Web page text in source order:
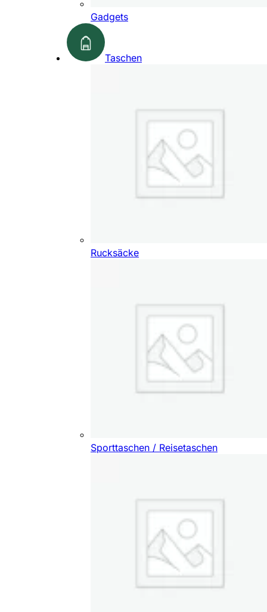
Gadgets
Taschen
Rucksäcke
Sporttaschen / Reisetaschen